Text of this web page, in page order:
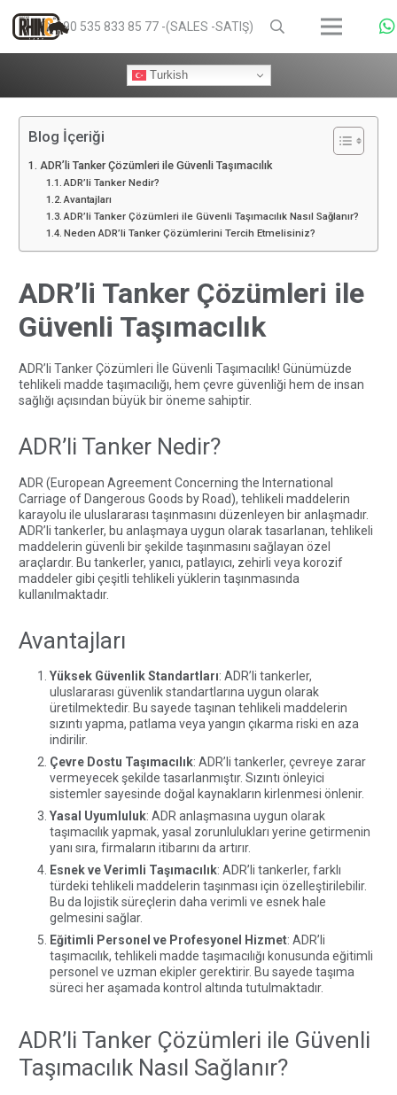
+90 535 833 85 77 -(SALES -SATIŞ)
Turkish
Blog İçeriği
ADR’li Tanker Çözümleri ile Güvenli Taşımacılık
ADR’li Tanker Nedir?
Avantajları
ADR’li Tanker Çözümleri ile Güvenli Taşımacılık Nasıl Sağlanır?
Neden ADR’li Tanker Çözümlerini Tercih Etmelisiniz?
ADR’li Tanker Çözümleri ile
Güvenli Taşımacılık
ADR’li Tanker Çözümleri İle Güvenli Taşımacılık! Günümüzde
tehlikeli madde taşımacılığı, hem çevre güvenliği hem de insan
sağlığı açısından büyük bir öneme sahiptir.
ADR’li Tanker Nedir?
ADR (European Agreement Concerning the International
Carriage of Dangerous Goods by Road), tehlikeli maddelerin
karayolu ile uluslararası taşınmasını düzenleyen bir anlaşmadır.
ADR’li tankerler, bu anlaşmaya uygun olarak tasarlanan, tehlikeli
maddelerin güvenli bir şekilde taşınmasını sağlayan özel
araçlardır. Bu tankerler, yanıcı, patlayıcı, zehirli veya korozif
maddeler gibi çeşitli tehlikeli yüklerin taşınmasında
kullanılmaktadır.
Avantajları
Yüksek Güvenlik Standartları: ADR’li tankerler,
uluslararası güvenlik standartlarına uygun olarak
üretilmektedir. Bu sayede taşınan tehlikeli maddelerin
sızıntı yapma, patlama veya yangın çıkarma riski en aza
indirilir.
Çevre Dostu Taşımacılık: ADR’li tankerler, çevreye zarar
vermeyecek şekilde tasarlanmıştır. Sızıntı önleyici
sistemler sayesinde doğal kaynakların kirlenmesi önlenir.
Yasal Uyumluluk: ADR anlaşmasına uygun olarak
taşımacılık yapmak, yasal zorunlulukları yerine getirmenin
yanı sıra, firmaların itibarını da artırır.
Esnek ve Verimli Taşımacılık: ADR’li tankerler, farklı
türdeki tehlikeli maddelerin taşınması için özelleştirilebilir.
Bu da lojistik süreçlerin daha verimli ve esnek hale
gelmesini sağlar.
Eğitimli Personel ve Profesyonel Hizmet: ADR’li
taşımacılık, tehlikeli madde taşımacılığı konusunda eğitimli
personel ve uzman ekipler gerektirir. Bu sayede taşıma
süreci her aşamada kontrol altında tutulmaktadır.
ADR’li Tanker Çözümleri ile Güvenli
Taşımacılık Nasıl Sağlanır?